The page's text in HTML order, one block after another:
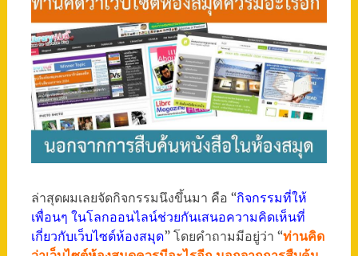
ล่าสุดผมเลยจัดกิจกรรมนึงขึ้นมา คือ “กิจกรรมที่ให้
เพื่อนๆ ในโลกออนไลน์ช่วยกันเสนอความคิดเห็นที่
เกี่ยวกับเว็บไซต์ห้องสมุด” โดยคำถามมีอยู่ว่า “ท่านคิด